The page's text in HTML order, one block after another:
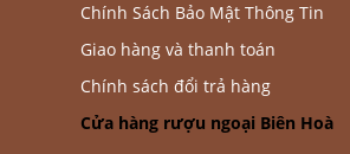
Chính Sách Bảo Mật Thông Tin
Giao hàng và thanh toán
Chính sách đổi trả hàng
Cửa hàng rượu ngoại Biên Hoà